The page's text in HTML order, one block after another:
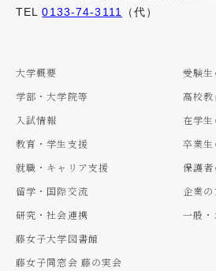
TEL0133-74-3111 （代）
大学概要
学部・大学院等
入試情報
教育・学生支援
就職・キャリア支援
留学・国際交流
研究・社会連携
藤女子大学図書館
藤女子同窓会 藤の実会
受験
高校
在学
卒業
保護
企業
一般